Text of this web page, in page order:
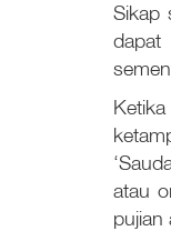
Sikap
dapat
atau
pujian